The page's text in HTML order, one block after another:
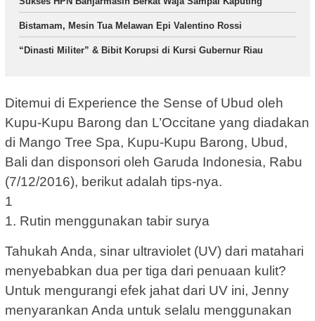
Bistamam, Mesin Tua Melawan Epi Valentino Rossi
“Dinasti Militer” & Bibit Korupsi di Kursi Gubernur Riau
Ditemui di Experience the Sense of Ubud oleh
Kupu-Kupu Barong dan L’Occitane yang diadakan
di Mango Tree Spa, Kupu-Kupu Barong, Ubud,
Bali dan disponsori oleh Garuda Indonesia, Rabu
(7/12/2016), berikut adalah tips-nya.
1
1. Rutin menggunakan tabir surya
Tahukah Anda, sinar ultraviolet (UV) dari matahari
menyebabkan dua per tiga dari penuaan kulit?
Untuk mengurangi efek jahat dari UV ini, Jenny
menyarankan Anda untuk selalu menggunakan